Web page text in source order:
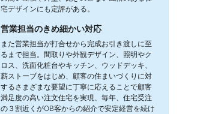
宅デザインにも定評がある。
営業担当のきめ細かい対応
また営業担当が打合せから完成お引き渡しに至
るまで担当。間取りや外観デザイン、照明やク
ロス、洗面化粧台やキッチン、ウッドデッキ、
薪ストーブをはじめ、顧客の住まいづくりに対
するさまざまな要望に丁寧に応えることで顧客
満足度の高い注文住宅を実現、毎年、住宅受注
の３割近くがOB客からの紹介で安定経営を続け